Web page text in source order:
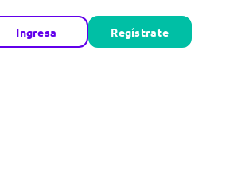
Ingresa Regístrate